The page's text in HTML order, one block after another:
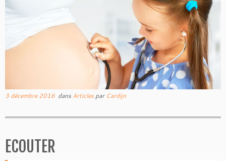
3 décembre 2016 dans Articles par Cardijn
ECOUTER